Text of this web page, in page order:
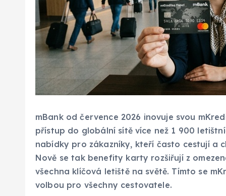
mBank od července 2026 inovuje svou
přístup do globální sítě více než 1 900
nabídky pro zákazníky, kteří často cestují a
Nově se tak benefity karty rozšiřují z
všechna klíčová letiště na světě. Tímto se
volbou pro všechny cestovatele.